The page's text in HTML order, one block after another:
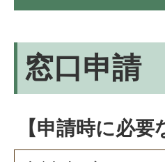
窓口申請
【申請時に必要